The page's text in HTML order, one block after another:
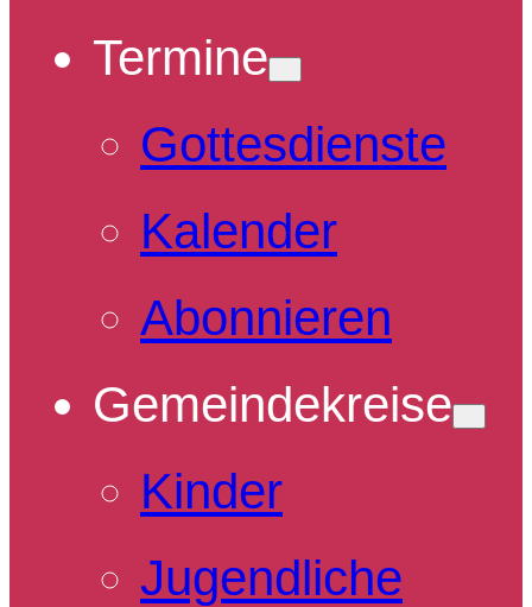
Termine
Gottesdienste
Kalender
Abonnieren
Gemeindekreise
Kinder
Jugendliche